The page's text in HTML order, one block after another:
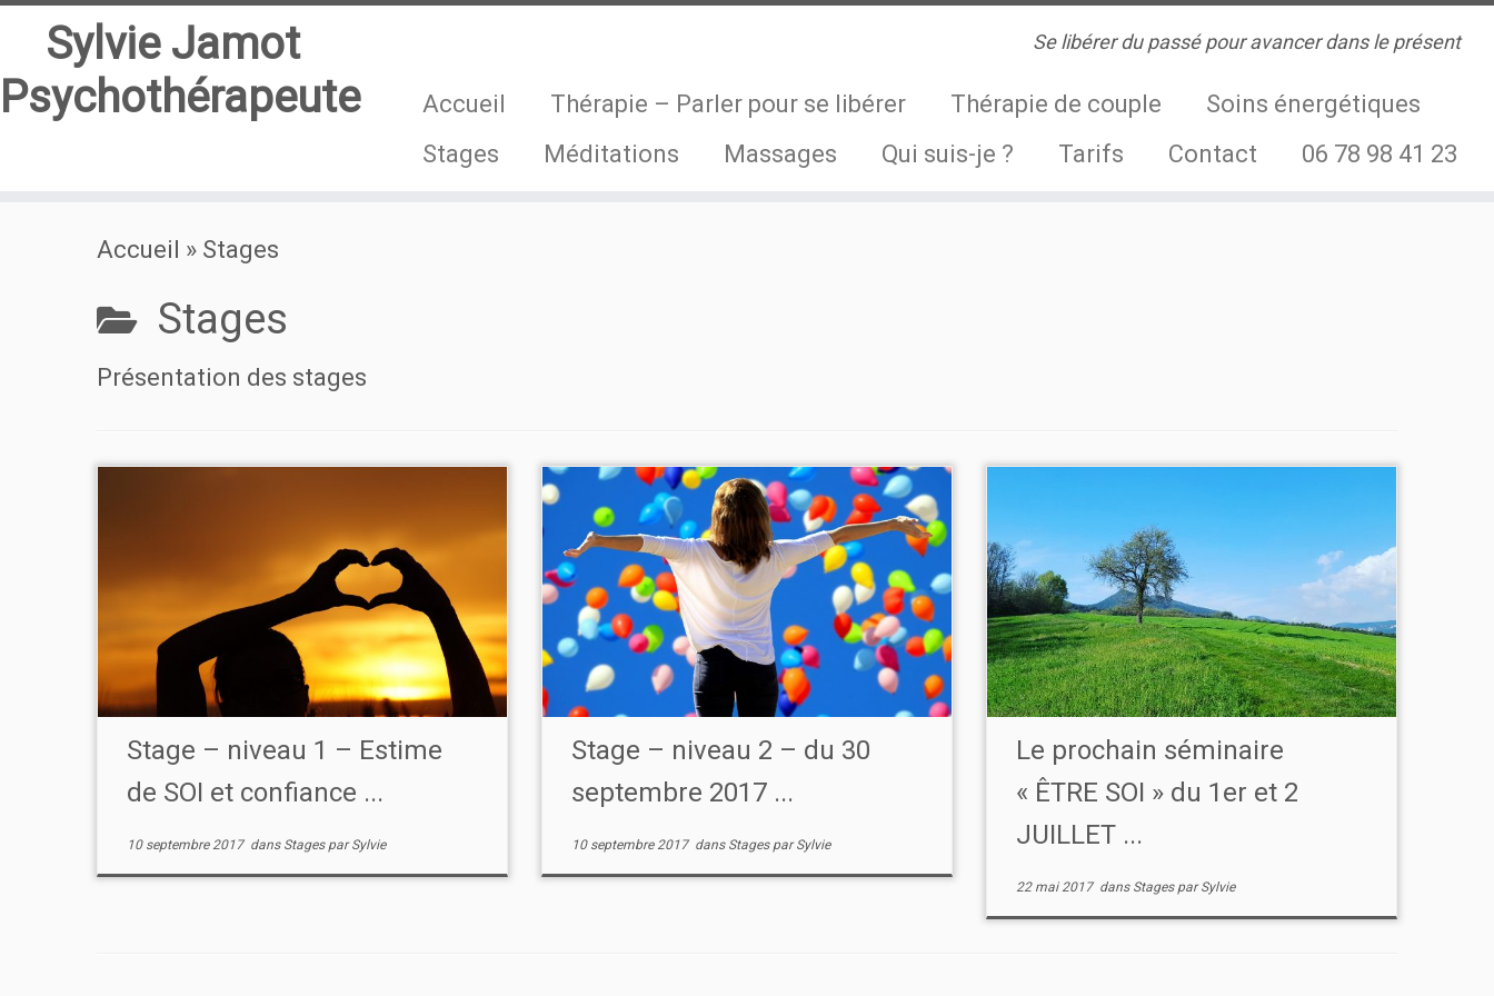
Sylvie Jamot
Psychothérapeute
Se libérer du passé pour avancer dans le présent
Accueil Thérapie – Parler pour se libérer Thérapie de couple
Soins énergétiques
Stages
Méditations Massages Qui suis-je ? Tarifs Contact 06 78 98 41 23
Accueil » Stages
Stages
Présentation des stages
Stage – niveau 1 – Estime
de SOI et confiance ...
10 septembre 2017dans Stages parSylvie
Stage – niveau 2 – du 30
septembre 2017 ...
10 septembre 2017dans Stages parSylvie
Le prochain séminaire
« ÊTRE SOI » du 1er et 2
JUILLET ...
22 mai 2017dans Stages parSylvie